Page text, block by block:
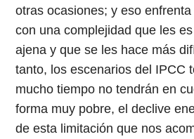
otras ocasiones; y eso
con una complejidad que les
ajena y que se les hace más
tanto, los escenarios del IPCC
mucho tiempo no tendrán en
forma muy pobre, el declive
de esta limitación que nos